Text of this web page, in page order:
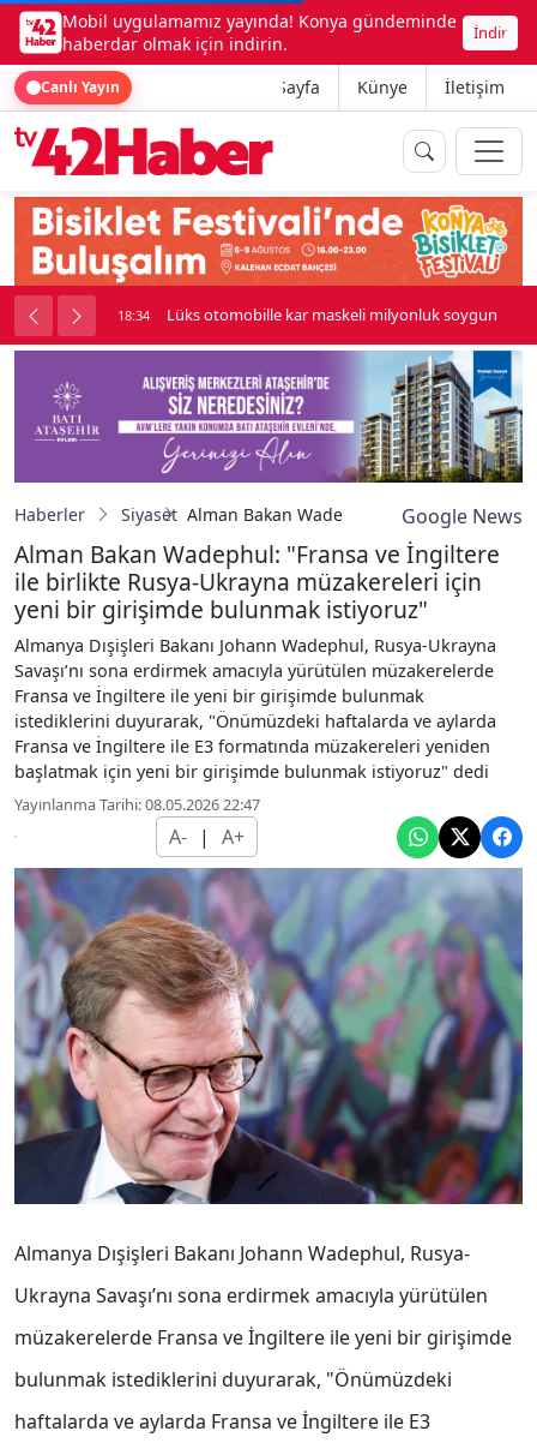
Mobil uygulamamız yayında! Konya gündeminde
haberdar olmak için indirin.
İndir
Canlı Yayın Ana Sayfa Künye İletişim
soygun 18:34 Kadınhanı'nda çok sayıda araç birbirine girdi
Haberler Siyaset Alman Bakan Wadephul: "Fransa ve
Google News
Alman Bakan Wadephul: "Fransa ve İngiltere
ile birlikte Rusya-Ukrayna müzakereleri için
yeni bir girişimde bulunmak istiyoruz"
Almanya Dışişleri Bakanı Johann Wadephul, Rusya-Ukrayna
Savaşı’nı sona erdirmek amacıyla yürütülen müzakerelerde
Fransa ve İngiltere ile yeni bir girişimde bulunmak
istediklerini duyurarak, "Önümüzdeki haftalarda ve aylarda
Fransa ve İngiltere ile E3 formatında müzakereleri yeniden
başlatmak için yeni bir girişimde bulunmak istiyoruz" dedi
Yayınlanma Tarihi: 08.05.2026 22:47
A- | A+
Almanya Dışişleri Bakanı Johann Wadephul, Rusya-
Ukrayna Savaşı’nı sona erdirmek amacıyla yürütülen
müzakerelerde Fransa ve İngiltere ile yeni bir girişimde
bulunmak istediklerini duyurarak, "Önümüzdeki
haftalarda ve aylarda Fransa ve İngiltere ile E3